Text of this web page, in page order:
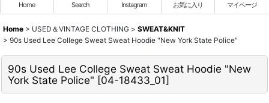
Home Search Instagram お気に入り マイページ
Home > USED＆VINTAGE CLOTHING > SWEAT&KNIT
> 90s Used Lee College Sweat Sweat Hoodie "New York State Police"
90s Used Lee College Sweat Sweat Hoodie "New
York State Police" [04-18433_01]